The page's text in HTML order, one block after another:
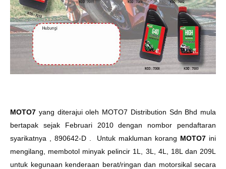
MOTO7 yang diterajui oleh MOTO7 Distribution Sdn Bhd mula
bertapak sejak Februari 2010 dengan nombor pendaftaran
syarikatnya , 890642-D . Untuk makluman korang MOTO7 ini
mengilang, membotol minyak pelincir 1L, 3L, 4L, 18L dan 209L
untuk kegunaan kenderaan berat/ringan dan motorsikal secara